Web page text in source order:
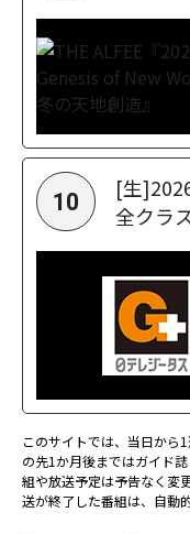
10
[生
全クラ
このサイトでは、当日から
の先1か月後まではガイド
組や放送予定は予告なく変
送が終了した番組は、自動